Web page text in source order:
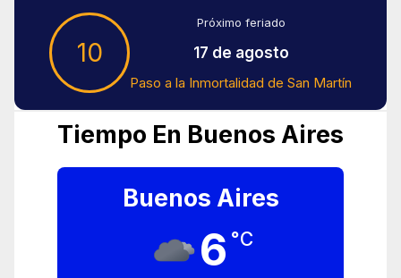
10
Próximo feriado
17 de agosto
Paso a la Inmortalidad de San Martín
Tiempo En Buenos Aires
Buenos Aires
6 °C